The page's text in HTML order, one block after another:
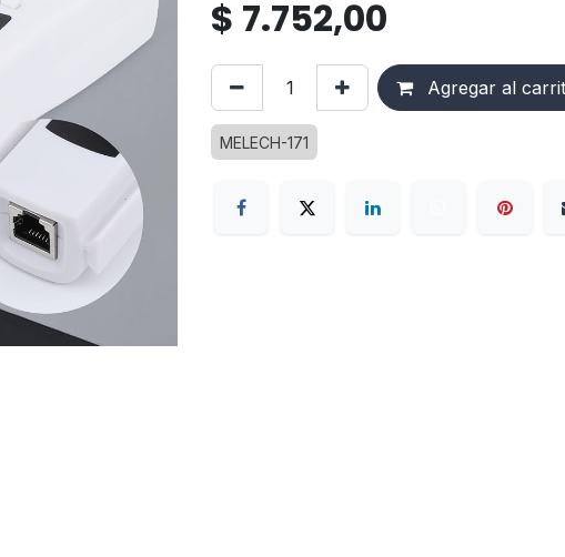
$ 7.752,00
Agregar al
MELECH-171